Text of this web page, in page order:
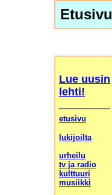
Etusivu
Lue uusin
lehti!
etusivu
lukijoilta
urheilu
tv ja radio
kulttuuri
musiikki